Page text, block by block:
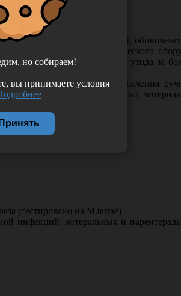
ковровых покрытий,
кувезов; санитарно-технического
процесс, белья, предметов ухода за
медицинского назначения
оттисков из различных
(тестировано на M.terrae)
инфекций, энтеральных и
но собираем!
вы принимаете условия
Принять